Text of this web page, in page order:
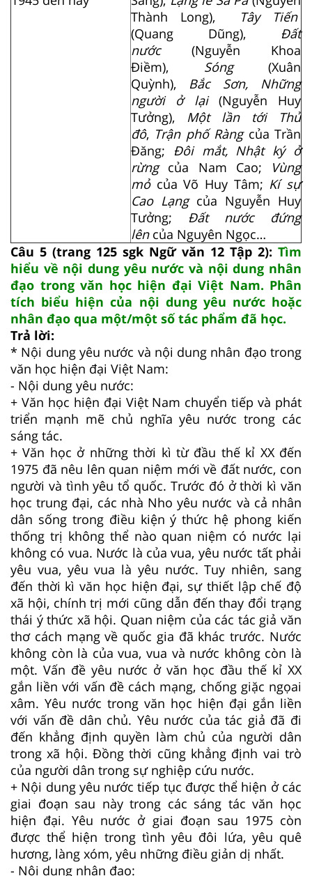
Thành Long),
Tây Tiến
(Quang Dũng), Đất
nước(Nguyễn Khoa
Điềm), Sóng(Xuân
Quỳnh), Bắc Sơn, Những
người ở lại(Nguyễn Huy
Tưởng), Một lần tới Thủ
đô, Trận phố Ràng của Trần
Đăng; Đôi mắt, Nhật ký ở
rừngcủa Nam Cao;
Vùng
mỏcủa Võ Huy Tâm; Kí sự
Cao Lạngcủa Nguyễn Huy
Tưởng; Đất nước đứng
lêncủa Nguyên Ngọc…
Câu 5 (trang 125 sgk Ngữ văn 12 Tập 2): Tìm
hiểu về nội dung yêu nước và nội dung nhân
đạo trong văn học hiện đại Việt Nam. Phân
tích biểu hiện của nội dung yêu nước hoặc
nhân đạo qua một/một số tác phẩm đã học.
Trả lời:
* Nội dung yêu nước và nội dung nhân đạo trong
văn học hiện đại Việt Nam:
- Nội dung yêu nước:
+ Văn học hiện đại Việt Nam chuyển tiếp và phát
triển mạnh mẽ chủ nghĩa yêu nước trong các
sáng tác.
+ Văn học ở những thời kì từ đầu thế kỉ XX đến
1975 đã nêu lên quan niệm mới về đất nước, con
người và tình yêu tổ quốc. Trước đó ở thời kì văn
học trung đại, các nhà Nho yêu nước và cả nhân
dân sống trong điều kiện ý thức hệ phong kiến
thống trị không thể nào quan niệm có nước lại
không có vua. Nước là của vua, yêu nước tất phải
yêu vua, yêu vua là yêu nước. Tuy nhiên, sang
đến thời kì văn học hiện đại, sự thiết lập chế độ
xã hội, chính trị mới cũng dẫn đến thay đổi trạng
thái ý thức xã hội. Quan niệm của các tác giả văn
thơ cách mạng về quốc gia đã khác trước. Nước
không còn là của vua, vua và nước không còn là
một. Vấn đề yêu nước ở văn học đầu thế kỉ XX
gắn liền với vấn đề cách mạng, chống giặc ngọai
xâm. Yêu nước trong văn học hiện đại gắn liền
với vấn đề dân chủ. Yêu nước của tác giả đã đi
đến khẳng định quyền làm chủ của người dân
trong xã hội. Đồng thời cũng khẳng định vai trò
của người dân trong sự nghiệp cứu nước.
+ Nội dung yêu nước tiếp tục được thể hiện ở các
giai đoạn sau này trong các sáng tác văn học
hiện đại. Yêu nước ở giai đoạn sau 1975 còn
được thể hiện trong tình yêu đôi lứa, yêu quê
hương, làng xóm, yêu những điều giản dị nhất.
- Nội dung nhân đạo: